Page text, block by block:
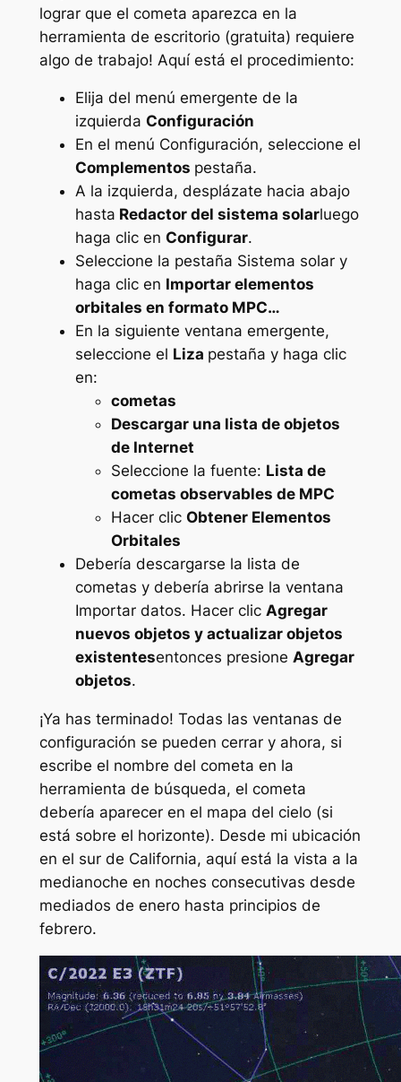
lograr que el cometa aparezca en la
herramienta de escritorio (gratuita) requiere
algo de trabajo! Aquí está el procedimiento:
Elija del menú emergente de la
izquierda Configuración
En el menú Configuración, seleccione el
Complementos pestaña.
A la izquierda, desplázate hacia abajo
hasta Redactor del sistema solarluego
haga clic en Configurar.
Seleccione la pestaña Sistema solar y
haga clic en Importar elementos
orbitales en formato MPC…
En la siguiente ventana emergente,
seleccione el Liza pestaña y haga clic
en:
cometas
Descargar una lista de objetos
de Internet
Seleccione la fuente: Lista de
cometas observables de MPC
Hacer clic Obtener Elementos
Orbitales
Debería descargarse la lista de
cometas y debería abrirse la ventana
Importar datos. Hacer clic Agregar
nuevos objetos y actualizar objetos
existentesentonces presione Agregar
objetos.
¡Ya has terminado! Todas las ventanas de
configuración se pueden cerrar y ahora, si
escribe el nombre del cometa en la
herramienta de búsqueda, el cometa
debería aparecer en el mapa del cielo (si
está sobre el horizonte). Desde mi ubicación
en el sur de California, aquí está la vista a la
medianoche en noches consecutivas desde
mediados de enero hasta principios de
febrero.